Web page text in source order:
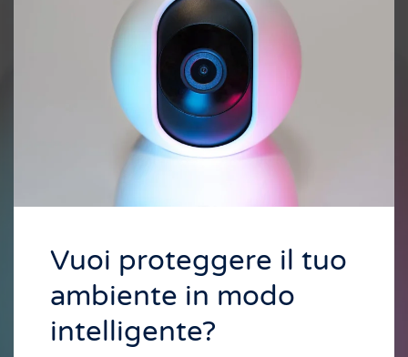
Vuoi proteggere il tuo
ambiente in modo
intelligente?